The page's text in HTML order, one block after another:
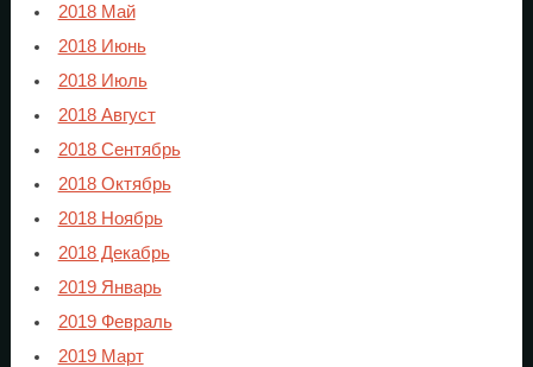
2018 Май
2018 Июнь
2018 Июль
2018 Август
2018 Сентябрь
2018 Октябрь
2018 Ноябрь
2018 Декабрь
2019 Январь
2019 Февраль
2019 Март